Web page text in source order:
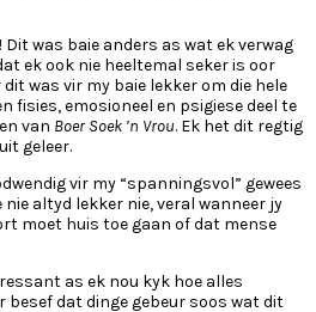
Dit was baie anders as wat ek verwag
ek ook nie heeltemal seker is oor
was vir my baie lekker om die hele
fisies, emosioneel en psigiese deel te
van Boer Soek ’n Vrou. Ek het dit regtig
geleer.
vir my “spanningsvol” gewees
altyd lekker nie, veral wanneer jy
moet huis toe gaan of dat mense
as ek nou kyk hoe alles
besef dat dinge gebeur soos wat dit